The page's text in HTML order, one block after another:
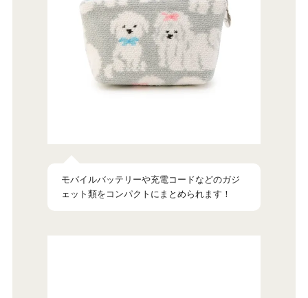
モバイルバッテリーや充電コードなどのガジ
ェット類をコンパクトにまとめられます！